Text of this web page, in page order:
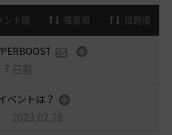
ント順 推奨順 話題順
7 日前
ベントは？
2023.02.28